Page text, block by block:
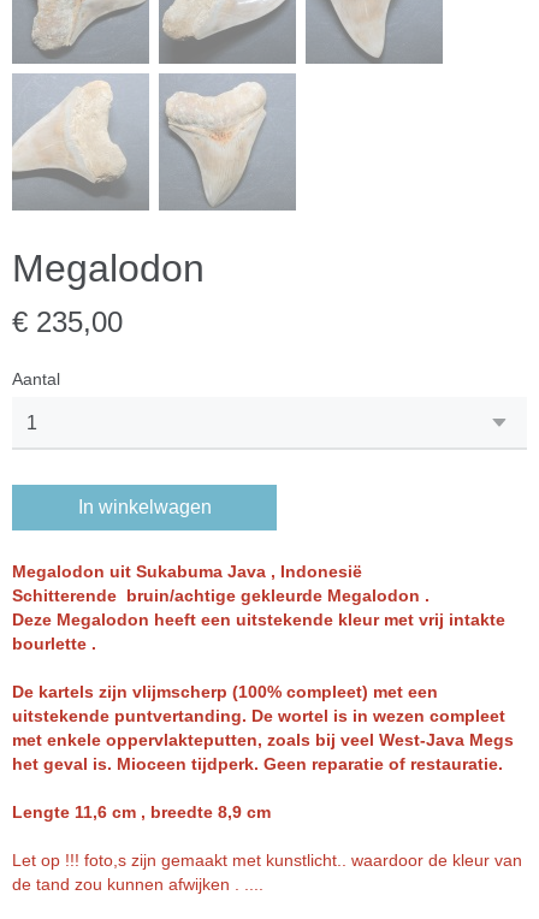
Megalodon
€ 235,00
Aantal
In winkelwagen
Megalodon uit Sukabuma Java , Indonesië
Schitterende bruin/achtige gekleurde Megalodon .
Deze Megalodon heeft een uitstekende kleur met vrij intakte
bourlette .
De kartels zijn vlijmscherp (100% compleet) met een
uitstekende puntvertanding. De wortel is in wezen compleet
met enkele oppervlakteputten, zoals bij veel West-Java Megs
het geval is. Mioceen tijdperk. Geen reparatie of restauratie.
Lengte 11,6 cm , breedte 8,9 cm
Let op !!! foto,s zijn gemaakt met kunstlicht.. waardoor de kleur van
de tand zou kunnen afwijken . ....